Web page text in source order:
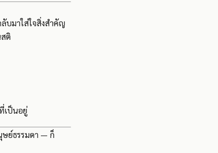
ลับมาใส่ใจสิ่งสำคัญ
สติ
เป็นอยู่
ษย์ธรรมดา — ก็